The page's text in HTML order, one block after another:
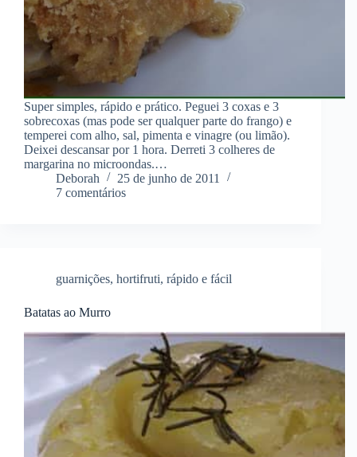
Super simples, rápido e prático. Peguei 3 coxas e 3
sobrecoxas (mas pode ser qualquer parte do frango) e
temperei com alho, sal, pimenta e vinagre (ou limão).
Deixei descansar por 1 hora. Derreti 3 colheres de
margarina no microondas.…
Deborah
25 de junho de 2011
7 comentários
guarnições, hortifruti, rápido e fácil
Batatas ao Murro